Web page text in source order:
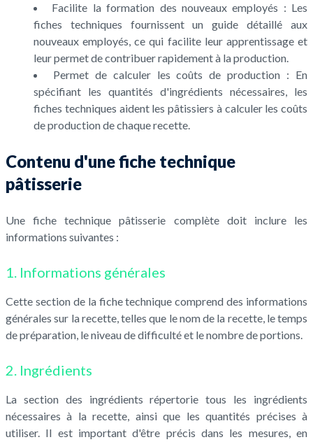
Facilite la formation des nouveaux employés : Les
fiches techniques fournissent un guide détaillé aux
nouveaux employés, ce qui facilite leur apprentissage et
leur permet de contribuer rapidement à la production.
Permet de calculer les coûts de production : En
spécifiant les quantités d'ingrédients nécessaires, les
fiches techniques aident les pâtissiers à calculer les coûts
de production de chaque recette.
Contenu d'une fiche technique
pâtisserie
Une fiche technique pâtisserie complète doit inclure les
informations suivantes :
1. Informations générales
Cette section de la fiche technique comprend des informations
générales sur la recette, telles que le nom de la recette, le temps
de préparation, le niveau de difficulté et le nombre de portions.
2. Ingrédients
La section des ingrédients répertorie tous les ingrédients
nécessaires à la recette, ainsi que les quantités précises à
utiliser. Il est important d'être précis dans les mesures, en